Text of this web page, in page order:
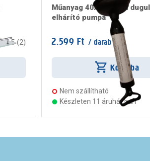
4.5 (2)
Műanyag 40x16x7 cm
elhárító pumpa
2.599 Ft / darab
Kosárba
Nem szállítható
Készleten 11 áruházban